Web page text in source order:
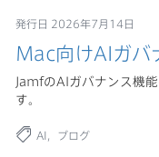
発行日 2026年7月14日
Mac向けAIガバ
JamfのAIガバナンス機
す。
AI ブログ